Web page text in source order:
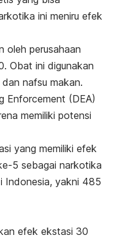
ini meniru efek
oleh perusahaan
Obat ini digunakan
nafsu makan.
Enforcement (DEA)
memiliki potensi
yang memiliki efek
5 sebagai narkotika
Indonesia, yakni 485
efek ekstasi 30